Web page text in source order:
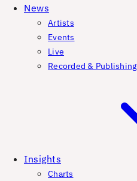
News
Artists
Events
Live
Recorded & Publishing
Insights
Charts